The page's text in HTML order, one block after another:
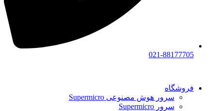
021-88177705
فروشگاه
سرور هوش مصنوعی Supermicro
سرور Supermicro